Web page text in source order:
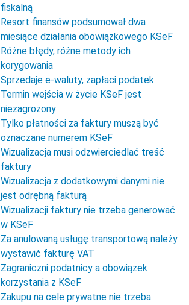
fiskalną
Resort finansów podsumował dwa
miesiące działania obowiązkowego KSeF
Różne błędy, różne metody ich
korygowania
Sprzedaje e-waluty, zapłaci podatek
Termin wejścia w życie KSeF jest
niezagrożony
Tylko płatności za faktury muszą być
oznaczane numerem KSeF
Wizualizacja musi odzwierciedlać treść
faktury
Wizualizacja z dodatkowymi danymi nie
jest odrębną fakturą
Wizualizacji faktury nie trzeba generować
w KSeF
Za anulowaną usługę transportową należy
wystawić fakturę VAT
Zagraniczni podatnicy a obowiązek
korzystania z KSeF
Zakupu na cele prywatne nie trzeba